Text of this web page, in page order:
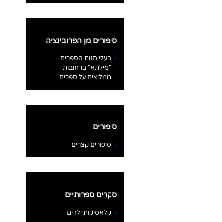
סיפורים מן הפרובינציה
בעלי חנות הספרים
"מילתא" ברחובות
ממליצים על ספרים
סיפורים
סיפורים קצרים
סקרים ספרותיים
קלאסיקות ילדים